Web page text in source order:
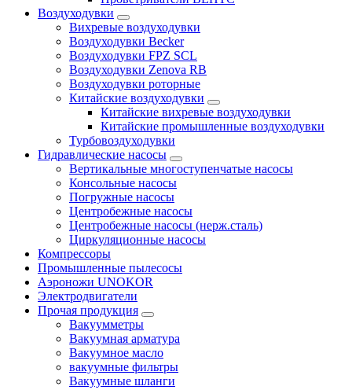
Воздуходувки
Вихревые воздуходувки
Воздуходувки Becker
Воздуходувки FPZ SCL
Воздуходувки Zenova RB
Воздуходувки роторные
Китайские воздуходувки
Китайские вихревые воздуходувки
Китайские промышленные воздуходувки
Турбовоздуходувки
Гидравлические насосы
Вертикальные многоступенчатые насосы
Консольные насосы
Погружные насосы
Центробежные насосы
Центробежные насосы (нерж.сталь)
Циркуляционные насосы
Компрессоры
Промышленные пылесосы
Аэроножи UNOKOR
Электродвигатели
Прочая продукция
Вакуумметры
Вакуумная арматура
Вакуумное масло
вакуумные фильтры
Вакуумные шланги